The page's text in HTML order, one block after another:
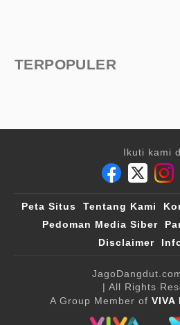
TERPOPULER
Ikuti kami
Peta Situs Tentang Kami
Pedoman Media Siber
Disclaimer
| All Rights
A Group Member of